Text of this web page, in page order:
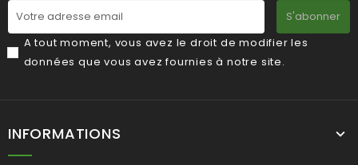
S'abonner
A tout moment, vous avez le droit de modifier les
données que vous avez fournies à notre site.
INFORMATIONS